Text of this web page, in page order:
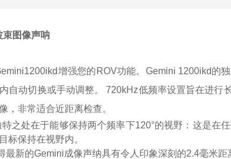
束图像声呐
增强您的ROV功能。Gemini 1200ikd的
自动切换或手动调整。 720kHz低频率设置旨在进
，非常适合近距离检查。
之处在于能够保持两个频率下120°的视野：这是在
标保持在视野内。
新的Gemini成像声纳具有令人印象深刻的2.4毫米距